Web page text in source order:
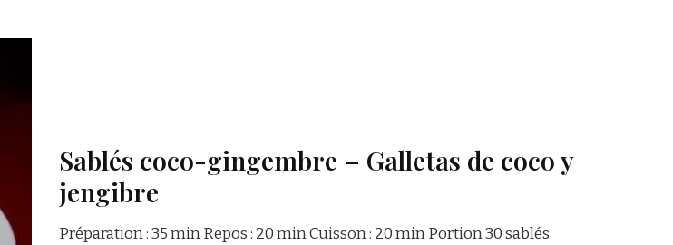
Sablés coco-gingembre – Galletas de coco y
jengibre
Préparation : 35 min Repos : 20 min Cuisson : 20 min Portion 30 sablés